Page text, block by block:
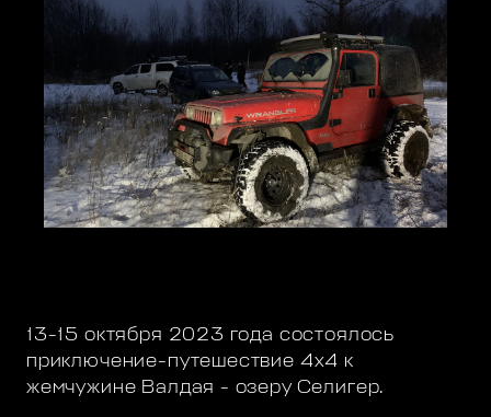
13-15 октября 2023 года состоялось
приключение-путешествие 4х4 к
жемчужине Валдая - озеру Селигер.